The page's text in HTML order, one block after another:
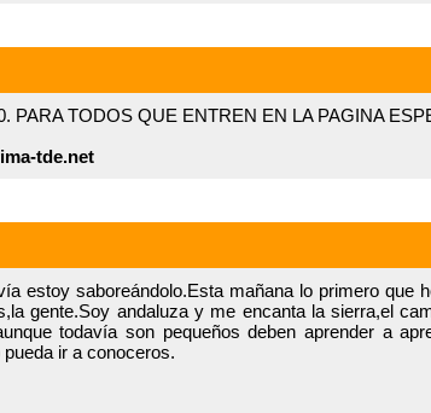
PARA TODOS QUE ENTREN EN LA PAGINA
tde.net
estoy saboreándolo.Esta mañana lo primero que
gente.Soy andaluza y me encanta la sierra,el
todavía son pequeños deben aprender a
ir a conoceros.